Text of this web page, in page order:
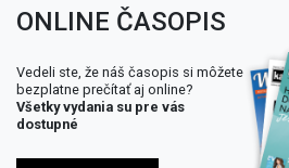
ONLINE ČASOPIS
Vedeli ste, že náš časopis si môžete
bezplatne prečítať aj online?
Všetky vydania su pre vás
dostupné